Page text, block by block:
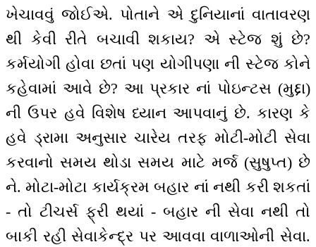
ખેચાવવું જોઈએ. પોતાને એ દુનિયાનાં વાતાવરણ
થી કેવી રીતે બચાવી શકાય? એ સ્ટેજ શું છે?
કર્મયોગી હોવા છતાં પણ યોગીપણા ની સ્ટેજ કોને
કહેવામાં આવે છે? આ પ્રકાર નાં પોઇન્ટસ (મુદ્દા)
ની ઉપર હવે વિશેષ ધ્યાન આપવાનું છે. કારણ કે
હવે ડ્રામા અનુસાર ચારેય તરફ મોટી-મોટી સેવા
કરવાનો સમય થોડા સમય માટે મર્જ (સુષુપ્ત) છે
ને. મોટા-મોટા કાર્યક્રમ બહાર નાં નથી કરી શકતાં
- તો ટીચર્સ ફ્રી થયાં - બહાર ની સેવા નથી તો
બાકી રહી સેવાકેન્દ્ર પર આવવા વાળાઓની સેવા.